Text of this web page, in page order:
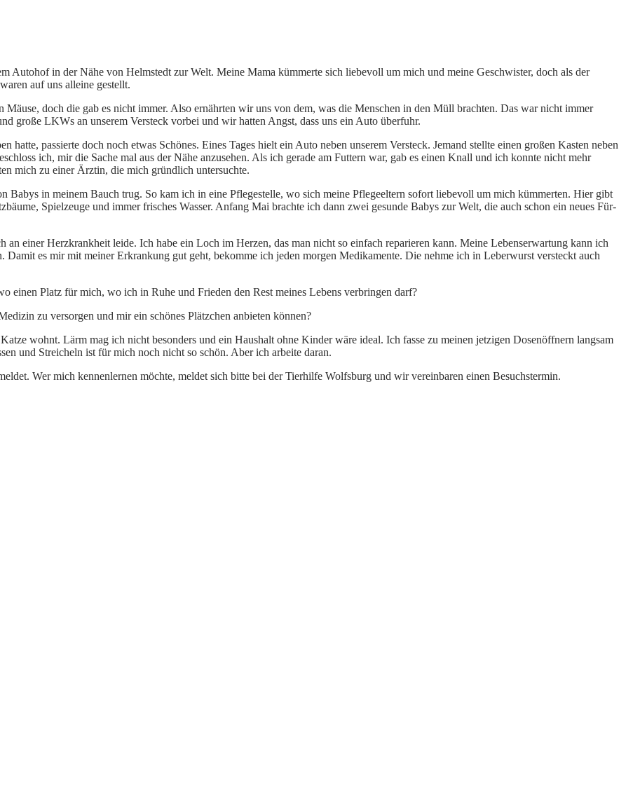
Autohof in der Nähe von Helmstedt zur Welt. Meine Mama kümmerte sich liebevoll um mich und meine Geschwister, doch als der
auf uns alleine gestellt.
Mäuse, doch die gab es nicht immer. Also ernährten wir uns von dem, was die Menschen in den Müll brachten. Das war nicht immer
große LKWs an unserem Versteck vorbei und wir hatten Angst, dass uns ein Auto überfuhr.
hatte, passierte doch noch etwas Schönes. Eines Tages hielt ein Auto neben unserem Versteck. Jemand stellte einen großen Kasten neben
ich, mir die Sache mal aus der Nähe anzusehen. Als ich gerade am Futtern war, gab es einen Knall und ich konnte nicht mehr
mich zu einer Ärztin, die mich gründlich untersuchte.
Babys in meinem Bauch trug. So kam ich in eine Pflegestelle, wo sich meine Pflegeeltern sofort liebevoll um mich kümmerten. Hier gibt
Spielzeuge und immer frisches Wasser. Anfang Mai brachte ich dann zwei gesunde Babys zur Welt, die auch schon ein neues Für-
an einer Herzkrankheit leide. Ich habe ein Loch im Herzen, das man nicht so einfach reparieren kann. Meine Lebenserwartung kann ich
Damit es mir mit meiner Erkrankung gut geht, bekomme ich jeden morgen Medikamente. Die nehme ich in Leberwurst versteckt auch
einen Platz für mich, wo ich in Ruhe und Frieden den Rest meines Lebens verbringen darf?
zu versorgen und mir ein schönes Plätzchen anbieten können?
wohnt. Lärm mag ich nicht besonders und ein Haushalt ohne Kinder wäre ideal. Ich fasse zu meinen jetzigen Dosenöffnern langsam
und Streicheln ist für mich noch nicht so schön. Aber ich arbeite daran.
Wer mich kennenlernen möchte, meldet sich bitte bei der Tierhilfe Wolfsburg und wir vereinbaren einen Besuchstermin.